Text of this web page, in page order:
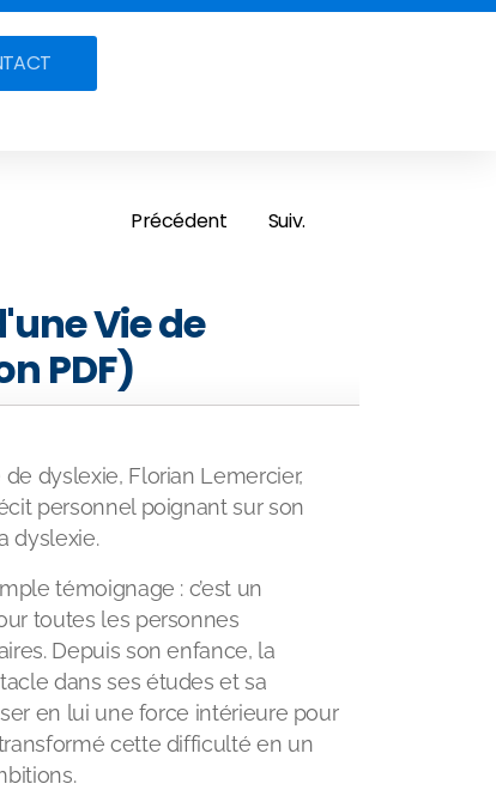
Précédent Suiv.
Vie de
PDF)
dyslexie, Florian Lemercier,
personnel poignant sur son
dyslexie.
témoignage : c’est un
toutes les personnes
Depuis son enfance, la
dans ses études et sa
en lui une force intérieure pour
cette difficulté en un